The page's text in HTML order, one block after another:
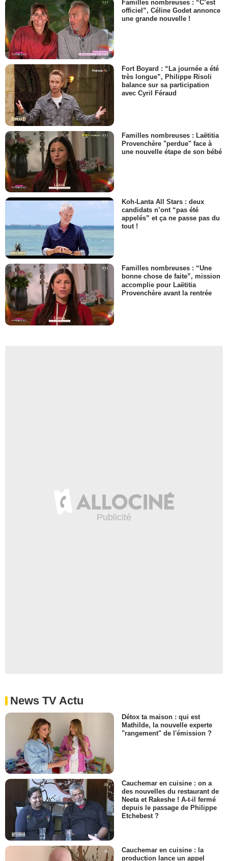
Familles nombreuses : “C’est
officiel”, Céline Godet annonce
une grande nouvelle !
Fort Boyard : “La journée a été
très longue”, Philippe Risoli
balance sur sa participation
avec Cyril Féraud
Familles nombreuses : Laëtitia
Provenchère "perdue" face à
une nouvelle étape de son bébé
Koh-Lanta All Stars : deux
candidats n’ont “pas été
appelés” et ça ne passe pas du
tout !
Familles nombreuses : “Une
bonne chose de faite”, mission
accomplie pour Laëtitia
Provenchère avant la rentrée
News TV Actu
Détox ta maison : qui est
Mathilde, la nouvelle experte
"rangement" de l'émission ?
Cauchemar en cuisine : on a
des nouvelles du restaurant de
Neeta et Rakeshe ! A-t-il fermé
depuis le passage de Philippe
Etchebest ?
Cauchemar en cuisine : la
production lance un appel